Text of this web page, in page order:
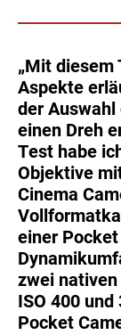
„Mit
Aspekte
der
einen Dreh
Test habe
Objektive
Cinema
einer
zwei
ISO 400
Pocket